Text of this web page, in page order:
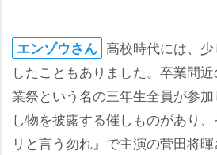
エンゾウさん 高校時代には、
したこともありました。卒業間
業祭という名の三年生全員が参
し物を披露する催しものがあり
リと言う勿れ』で主演の菅田将